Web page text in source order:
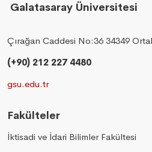
Galatasaray Üniversitesi
Çırağan Caddesi No:36 34349
(+90) 212 227 4480
gsu.edu.tr
Fakülteler
İktisadi ve İdari Bilimler Fakültesi